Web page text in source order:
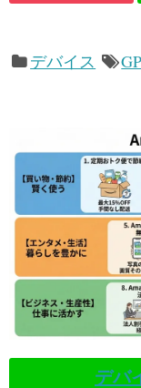
デバイス
デバ